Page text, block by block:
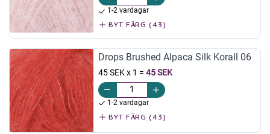
1-2 vardagar
BYT FÄRG (43)
Drops Brushed Alpaca Silk Korall 06
45 SEK x 1 = 45 SEK
1-2 vardagar
BYT FÄRG (43)